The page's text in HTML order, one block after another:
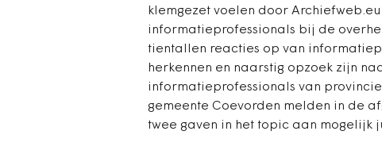
klemgezet voelen door
informatieprofessionals bij de
tientallen reacties op van
herkennen en naarstig opzoek zijn
informatieprofessionals van
gemeente Coevorden melden in de
twee gaven in het topic aan mogelijk